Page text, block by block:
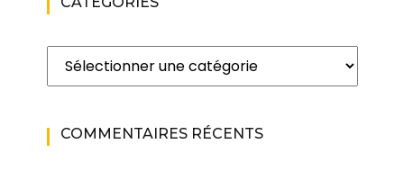
Catégories
COMMENTAIRES RÉCENTS